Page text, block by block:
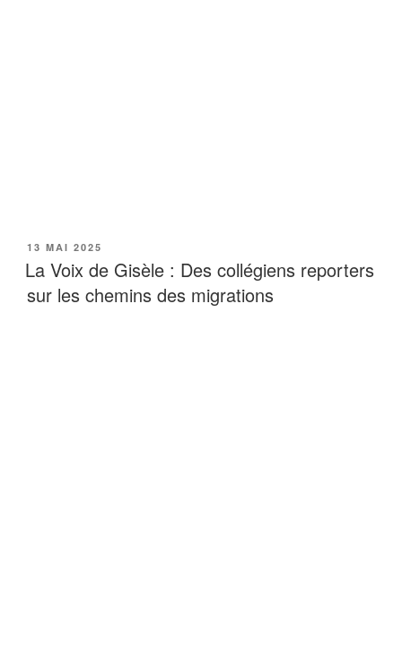
PUBLIÉ
LE
13 MAI 2025
La Voix de Gisèle : Des collégiens reporters
sur les chemins des migrations